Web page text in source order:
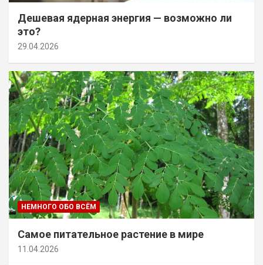
Дешевая ядерная энергия — возможно ли
это?
29.04.2026
НЕМНОГО ОБО ВСЁМ
Самое питательное растение в мире
11.04.2026